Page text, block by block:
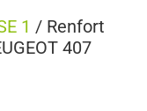
1 / Renfort
407